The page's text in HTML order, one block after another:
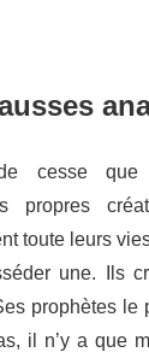
cesse que
propres
toute leurs
une. Ils
prophètes le
il n’y a que